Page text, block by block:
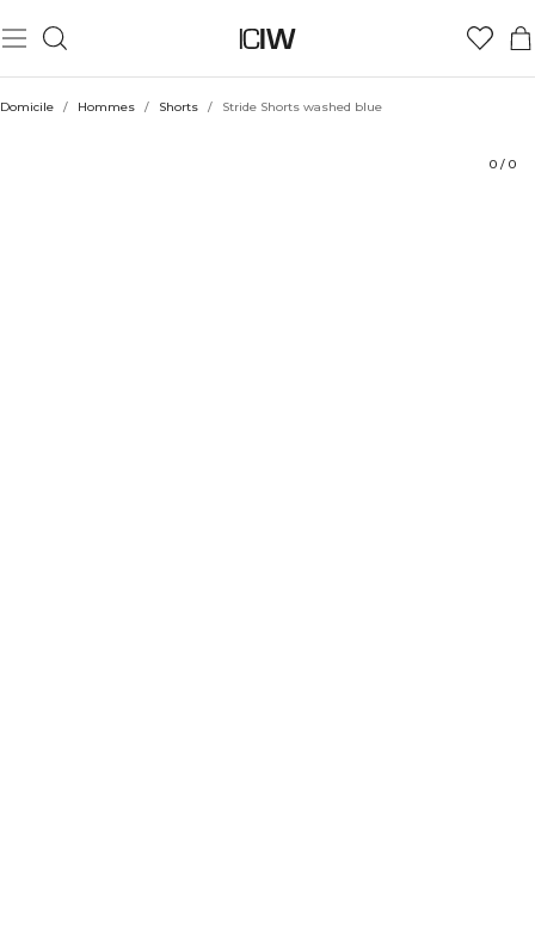
Domicile / Hommes / Shorts / Stride Shorts washed blue
0 / 0